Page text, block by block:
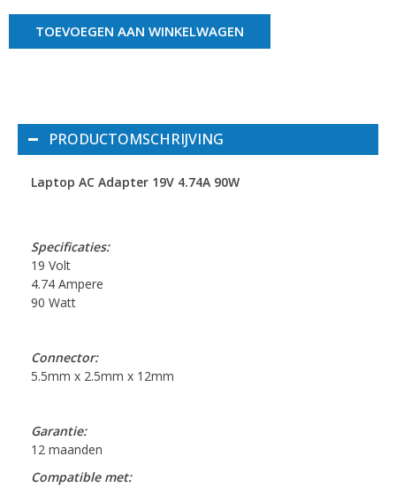
TOEVOEGEN AAN WINKELWAGEN
PRODUCTOMSCHRIJVING
Laptop AC Adapter 19V 4.74A 90W
Specificaties:
19 Volt
4.74 Ampere
90 Watt
Connector:
5.5mm x 2.5mm x 12mm
Garantie:
12 maanden
Compatible met: